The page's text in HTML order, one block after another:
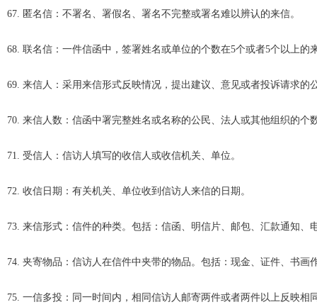
67. 匿名信：不署名、署假名、署名不完整或署名难以辨认的来信。
68. 联名信：一件信函中，签署姓名或单位的个数在5个或者5个以上的
69. 来信人：采用来信形式反映情况，提出建议、意见或者投诉请求的
70. 来信人数：信函中署完整姓名或名称的公民、法人或其他组织的个
71. 受信人：信访人填写的收信人或收信机关、单位。
72. 收信日期：有关机关、单位收到信访人来信的日期。
73. 来信形式：信件的种类。包括：信函、明信片、邮包、汇款通知、
74. 夹寄物品：信访人在信件中夹带的物品。包括：现金、证件、书画
75. 一信多投：同一时间内，相同信访人邮寄两件或者两件以上反映